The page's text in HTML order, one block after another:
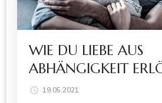
WIE DU LIEBE AUS
ABHÄNGIGKEIT
19.05.2021